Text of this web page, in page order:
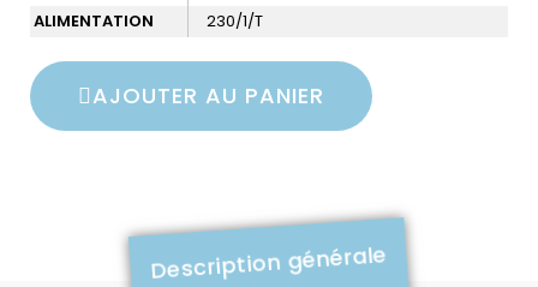
ALIMENTATION
230/1/T
AJOUTER AU PANIER
Description générale